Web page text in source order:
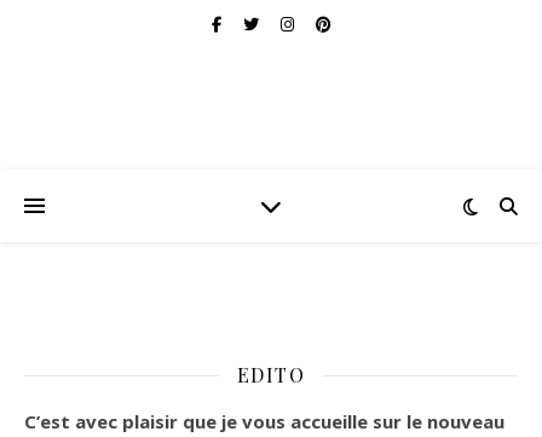
EDITO
C’est avec plaisir que je vous accueille sur le nouveau